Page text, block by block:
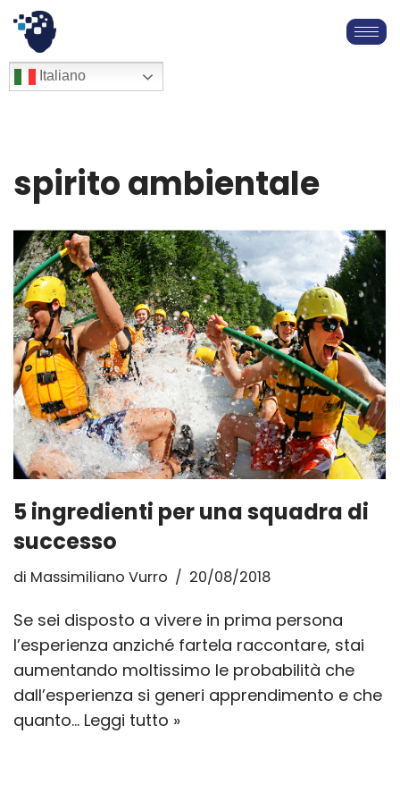
Vai
al
简体中文
English
Français
Italiano
spirito ambientale
5 ingredienti per una squadra di
successo
di Massimiliano Vurro 20/08/2018
Se sei disposto a vivere in prima persona
l’esperienza anziché fartela raccontare, stai
aumentando moltissimo le probabilità che
dall’esperienza si generi apprendimento e che
quanto… Leggi tutto »